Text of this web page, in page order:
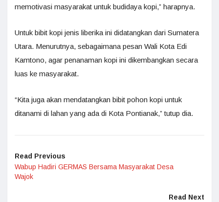
memotivasi masyarakat untuk budidaya kopi,” harapnya.
Untuk bibit kopi jenis liberika ini didatangkan dari Sumatera
Utara. Menurutnya, sebagaimana pesan Wali Kota Edi
Kamtono, agar penanaman kopi ini dikembangkan secara
luas ke masyarakat.
“Kita juga akan mendatangkan bibit pohon kopi untuk
ditanami di lahan yang ada di Kota Pontianak,” tutup dia.
Read Previous
Wabup Hadiri GERMAS Bersama Masyarakat Desa
Wajok
Read Next